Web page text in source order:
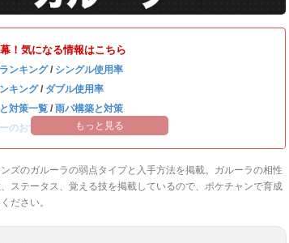
！気になる情報はこちら
ンキング/ シングル使用率
キング/ ダブル使用率
対策一覧 / 雨パ構築と対策
のおすすめランキング
もっと見る
ズのガルーラの弱点タイプと入手方法を掲載。ガルーラの相性
ステータス、覚える技を掲載しているので、ポケチャンで育成
ださい。